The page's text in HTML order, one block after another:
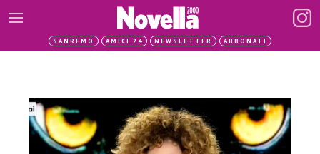
SANREMO AMICI 24 NEWSLETTER ABBONATI